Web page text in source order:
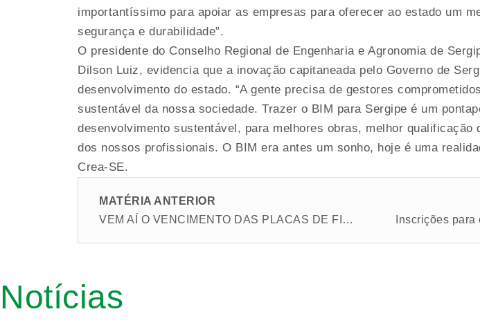
importantíssimo para apoiar as empresas para oferecer ao estado um
segurança e durabilidade”.
O presidente do Conselho Regional de Engenharia e Agronomia de
Dilson Luiz, evidencia que a inovação capitaneada pelo Governo de
desenvolvimento do estado. “A gente precisa de gestores
sustentável da nossa sociedade. Trazer o BIM para Sergipe é um
desenvolvimento sustentável, para melhores obras, melhor qualificação
dos nossos profissionais. O BIM era antes um sonho, hoje é uma
Crea-SE.
MATÉRIA ANTERIOR
VEM AÍ O VENCIMENTO DAS PLACAS DE FINAIS 1 E 2. PAGUE E NÃO TENHA PROBLEMAS
Inscrições
Notícias